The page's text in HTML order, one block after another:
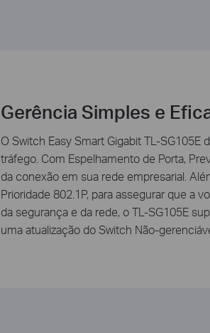
Gerência Simples e
O Switch Easy Smart Gigabit TL-
tráfego. Com Espelhamento de Porta,
da conexão em sua rede empresarial.
Prioridade 802.1P, para assegurar que a
da segurança e da rede, o TL-SG105E
uma atualização do Switch Não-